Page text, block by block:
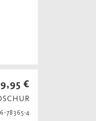
€
78365-4